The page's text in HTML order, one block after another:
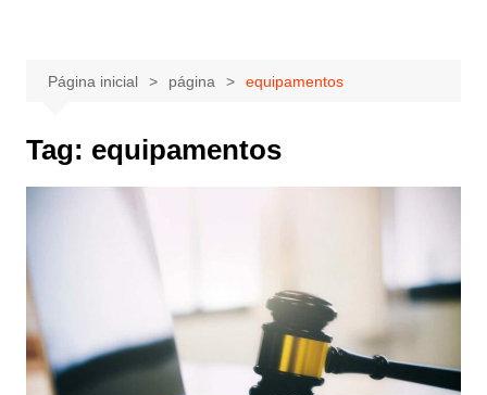
Página inicial página equipamentos
Tag: equipamentos